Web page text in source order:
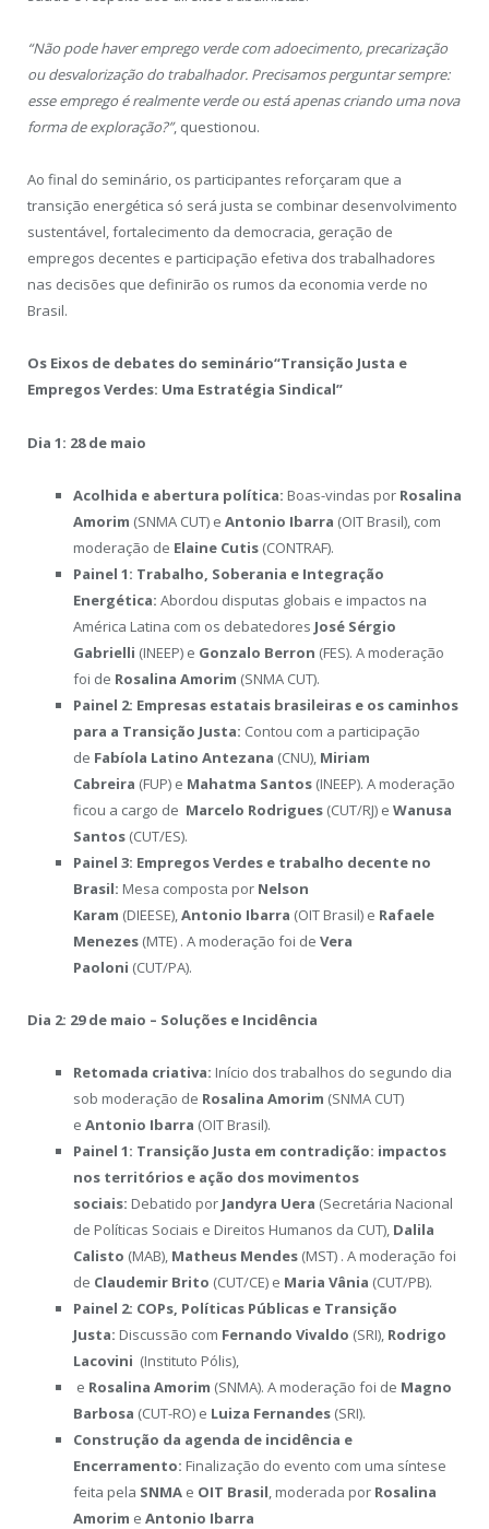
“Não pode haver emprego verde com adoecimento, precarização
ou desvalorização do trabalhador. Precisamos perguntar sempre:
esse emprego é realmente verde ou está apenas criando uma nova
forma de exploração?”, questionou.
Ao final do seminário, os participantes reforçaram que a
transição energética só será justa se combinar desenvolvimento
sustentável, fortalecimento da democracia, geração de
empregos decentes e participação efetiva dos trabalhadores
nas decisões que definirão os rumos da economia verde no
Brasil.
Os Eixos de debates do seminário“Transição Justa e
Empregos Verdes: Uma Estratégia Sindical”
Dia 1: 28 de maio
Acolhida e abertura política: Boas-vindas por Rosalina
Amorim (SNMA CUT) e Antonio Ibarra (OIT Brasil), com
moderação de Elaine Cutis (CONTRAF).
Painel 1: Trabalho, Soberania e Integração
Energética: Abordou disputas globais e impactos na
América Latina com os debatedores José Sérgio
Gabrielli (INEEP) e Gonzalo Berron (FES). A moderação
foi de Rosalina Amorim (SNMA CUT).
Painel 2: Empresas estatais brasileiras e os caminhos
para a Transição Justa: Contou com a participação
de Fabíola Latino Antezana (CNU), Miriam
Cabreira (FUP) e Mahatma Santos (INEEP). A moderação
ficou a cargo de Marcelo Rodrigues (CUT/RJ) e Wanusa
Santos (CUT/ES).
Painel 3: Empregos Verdes e trabalho decente no
Brasil: Mesa composta por Nelson
Karam (DIEESE),Antonio Ibarra (OIT Brasil) e Rafaele
Menezes (MTE) . A moderação foi de Vera
Paoloni (CUT/PA).
Dia 2: 29 de maio – Soluções e Incidência
Retomada criativa: Início dos trabalhos do segundo dia
sob moderação de Rosalina Amorim (SNMA CUT)
e Antonio Ibarra (OIT Brasil).
Painel 1: Transição Justa em contradição: impactos
nos territórios e ação dos movimentos
sociais: Debatido por Jandyra Uera (Secretária Nacional
de Políticas Sociais e Direitos Humanos da CUT), Dalila
Calisto (MAB), Matheus Mendes (MST) . A moderação foi
de Claudemir Brito (CUT/CE) e Maria Vânia (CUT/PB).
Painel 2: COPs, Políticas Públicas e Transição
Justa: Discussão com Fernando Vivaldo (SRI), Rodrigo
Lacovini (Instituto Pólis),
e Rosalina Amorim (SNMA). A moderação foi de Magno
Barbosa (CUT-RO) e Luiza Fernandes (SRI).
Construção da agenda de incidência e
Encerramento: Finalização do evento com uma síntese
feita pela SNMA e OIT Brasil, moderada por Rosalina
Amorim e Antonio Ibarra